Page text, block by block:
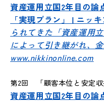
資産運用立国2年目の
「実現プラン」 | ニッ
られてきた「資産運用
によって引き継がれ、
www.nikkinonline.com
第2回 「顧客本位と安定
資産運用立国2年目の